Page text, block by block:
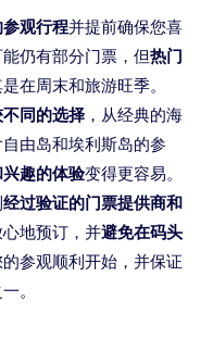
观行程并提前确保您喜
仍有部分门票，但热门
是在周末和旅游旺季。
同的选择 ，从经典的海
由岛和埃利斯岛的参
趣的体验变得更容易。
经过验证的门票提供商和
地预订，并避免在码头
参观顺利开始，并保证
。